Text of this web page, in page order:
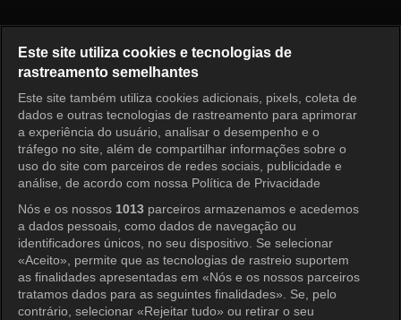
Entrar
Este site utiliza cookies e tecnologias de
rastreamento semelhantes
Este site também utiliza cookies adicionais, pixels, coleta de
dados e outras tecnologias de rastreamento para aprimorar
a experiência do usuário, analisar o desempenho e o
tráfego no site, além de compartilhar informações sobre o
uso do site com parceiros de redes sociais, publicidade e
análise, de acordo com nossa Política de Privacidade
Nós e os nossos 1013 parceiros armazenamos e acedemos
a dados pessoais, como dados de navegação ou
identificadores únicos, no seu dispositivo. Se selecionar
«Aceito», permite que as tecnologias de rastreio suportem
as finalidades apresentadas em «Nós e os nossos parceiros
tratamos dados para as seguintes finalidades». Se, pelo
contrário, selecionar «Rejeitar tudo» ou retirar o seu